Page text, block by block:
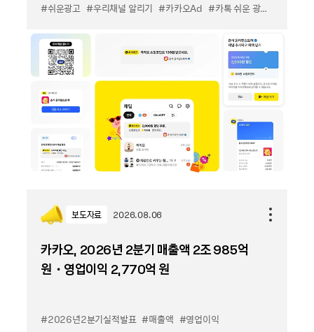
#쉬운광고 #우리채널 알리기 #카카오Ad #카톡 쉬운 광고
보도자료 2026.08.06
카카오, 2026년 2분기 매출액 2조 985억
원・영업이익 2,770억 원
#2026년2분기실적발표 #매출액 #영업이익